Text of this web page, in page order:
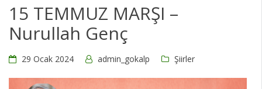
15 TEMMUZ MARŞI –
Nurullah Genç
29 Ocak 2024 admin_gokalp Şiirler